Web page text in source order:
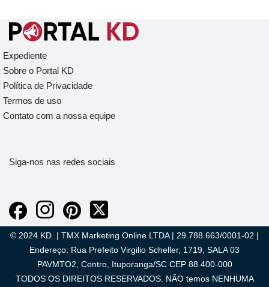
Expediente
Sobre o Portal KD
Política de Privacidade
Termos de uso
Contato com a nossa equipe
Siga-nos nas redes sociais
© 2024 KD. | TMX Marketing Online LTDA | 29.788.663/0001-02 |
Endereço: Rua Prefeito Virgilio Scheller, 1719, SALA 03
PAVMTO2, Centro, Ituporanga/SC CEP 88.400-000
TODOS OS DIREITOS RESERVADOS. NÃO temos NENHUMA